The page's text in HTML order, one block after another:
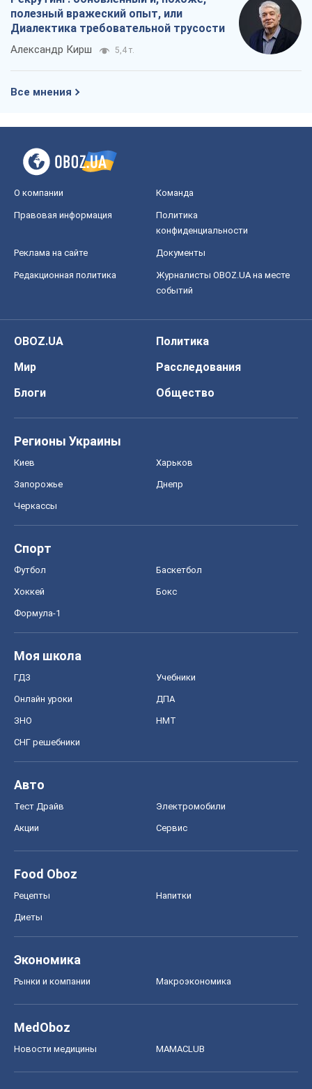
полезный вражеский опыт, или
Диалектика требовательной трусости
Александр Кирш 5,4 т.
Все мнения
О компании Команда
Правовая информация
Политика
конфиденциальности
Реклама на сайте Документы
Редакционная политика
Журналисты OBOZ.UA на месте
событий
OBOZ.UA
Политика
Мир
Расследования
Блоги
Общество
Регионы Украины
Киев Харьков
Запорожье Днепр
Черкассы
Спорт
Футбол Баскетбол
Хоккей Бокс
Формула-1
Моя школа
ГДЗ Учебники
Онлайн уроки ДПА
ЗНО НМТ
СНГ решебники
Авто
Тест Драйв Электромобили
Акции Сервис
Food Oboz
Рецепты Напитки
Диеты
Экономика
Рынки и компании Mакроэкономика
MedOboz
Новости медицины MAMACLUB